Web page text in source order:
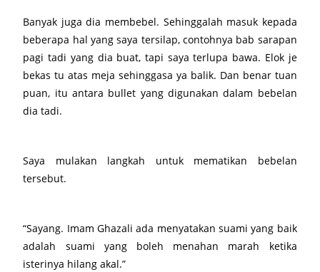
Banyak juga dia membebel. Sehinggalah masuk kepada
beberapa hal yang saya tersilap, contohnya bab sarapan
pagi tadi yang dia buat, tapi saya terlupa bawa. Elok je
bekas tu atas meja sehinggasa ya balik. Dan benar tuan
puan, itu antara bullet yang digunakan dalam bebelan
dia tadi.
Saya mulakan langkah untuk mematikan bebelan
tersebut.
“Sayang. Imam Ghazali ada menyatakan suami yang baik
adalah suami yang boleh menahan marah ketika
isterinya hilang akal.”